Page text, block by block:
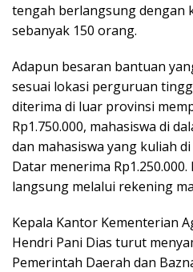
tengah berlangsung dengan
sebanyak 150 orang.
Adapun besaran bantuan
sesuai lokasi perguruan
diterima di luar provinsi
Rp1.750.000, mahasiswa di
dan mahasiswa yang kuliah
Datar menerima
langsung melalui rekening
Kepala Kantor Kementerian
Hendri Pani Dias turut
Pemerintah Daerah dan